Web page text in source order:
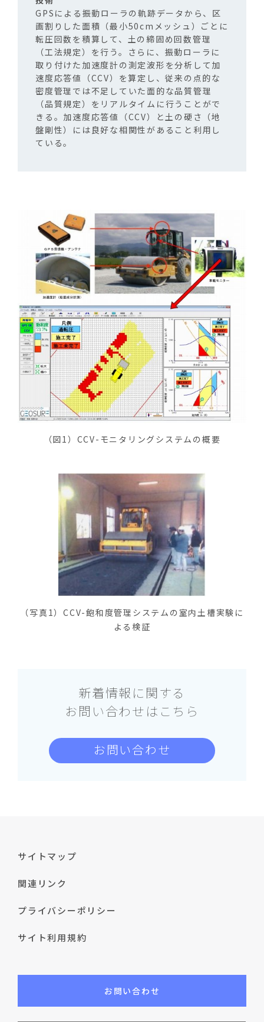
GPSによる振動ローラの軌跡データから、区
画割りした面積（最小50cmメッシュ）ごとに
転圧回数を積算して、土の締固め回数管理
（工法規定）を行う。さらに、振動ローラに
取り付けた加速度計の測定波形を分析して加
速度応答値（CCV）を算定し、従来の点的な
密度管理では不足していた面的な品質管理
（品質規定）をリアルタイムに行うことがで
きる。加速度応答値（CCV）と土の硬さ（地
盤剛性）には良好な相関性があること利用し
ている。
（図1）CCV-モニタリングシステムの概要
（写真1）CCV-飽和度管理システムの室内土槽実験に
よる検証
新着情報に関する
お問い合わせはこちら
お問い合わせ
サイトマップ
関連リンク
プライバシーポリシー
サイト利用規約
お問い合わせ